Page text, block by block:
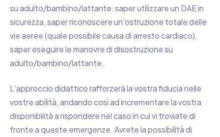
su adulto/bambino/lattante, saper utilizzare un DAE in
sicurezza, saper riconoscere un’ostruzione totale delle
vie aeree (quale possibile causa di arresto cardiaco),
saper eseguire le manovre di disostruzione su
adulto/bambino/lattante.
L’approccio didattico rafforzerà la vostra fiducia nelle
vostre abilità, andando così ad incrementare la vostra
disponibilità a rispondere nel caso in cui vi troviate di
fronte a queste emergenze. Avrete la possibilità di